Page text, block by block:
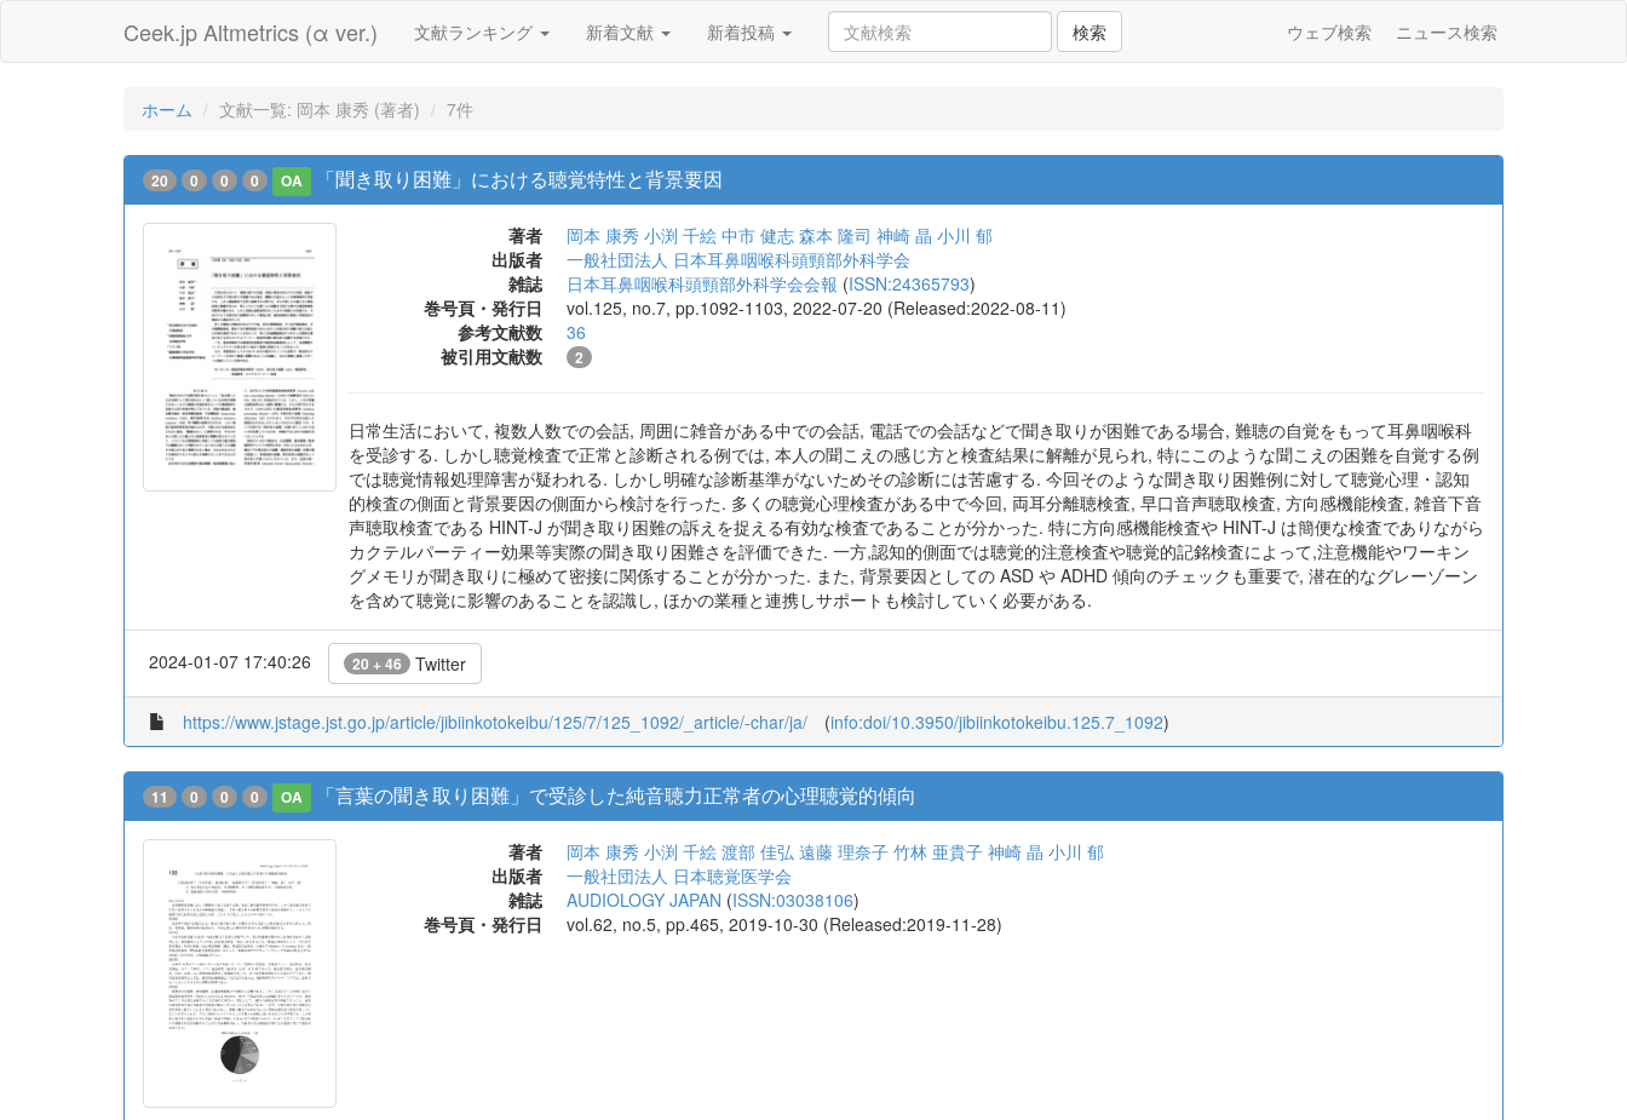
Ceek.jp Altmetrics (α ver.) 文献ランキング 新着文献 新着投稿 検索 ウェブ検索 ニュース検索
ホーム 文献一覧: 岡本 康秀 (著者) 7件
20 0 0 0 OA 「聞き取り困難」における聴覚特性と背景要因
著者 岡本 康秀 小渕 千絵 中市 健志 森本 隆司 神崎 晶 小川 郁
出版者
一般社団法人 日本耳鼻咽喉科頭頸部外科学会
雑誌
日本耳鼻咽喉科頭頸部外科学会会報 (ISSN:24365793)
巻号頁・発行日
vol.125, no.7, pp.1092-1103, 2022-07-20 (Released:2022-08-11)
参考文献数
36
被引用文献数
2
日常生活において, 複数人数での会話, 周囲に雑音がある中での会話, 電話での会話などで聞き取りが困難である場合, 難聴の自覚をもって耳鼻咽喉科
を受診する. しかし聴覚検査で正常と診断される例では, 本人の聞こえの感じ方と検査結果に解離が見られ, 特にこのような聞こえの困難を自覚する例
では聴覚情報処理障害が疑われる. しかし明確な診断基準がないためその診断には苦慮する. 今回そのような聞き取り困難例に対して聴覚心理・認知
的検査の側面と背景要因の側面から検討を行った. 多くの聴覚心理検査がある中で今回, 両耳分離聴検査, 早口音声聴取検査, 方向感機能検査, 雑音下音
声聴取検査である HINT-J が聞き取り困難の訴えを捉える有効な検査であることが分かった. 特に方向感機能検査や HINT-J は簡便な検査でありながら
カクテルパーティー効果等実際の聞き取り困難さを評価できた. 一方,認知的側面では聴覚的注意検査や聴覚的記銘検査によって,注意機能やワーキン
グメモリが聞き取りに極めて密接に関係することが分かった. また, 背景要因としての ASD や ADHD 傾向のチェックも重要で, 潜在的なグレーゾーン
を含めて聴覚に影響のあることを認識し, ほかの業種と連携しサポートも検討していく必要がある.
2024-01-07 17:40:26 20 + 46 Twitter
https://www.jstage.jst.go.jp/article/jibiinkotokeibu/125/7/125_1092/_article/-char/ja/ (info:doi/10.3950/jibiinkotokeibu.125.7_1092)
11 0 0 0 OA 「言葉の聞き取り困難」で受診した純音聴力正常者の心理聴覚的傾向
著者 岡本 康秀 小渕 千絵 渡部 佳弘 遠藤 理奈子 竹林 亜貴子 神崎 晶 小川 郁
出版者
一般社団法人 日本聴覚医学会
雑誌
AUDIOLOGY JAPAN (ISSN:03038106)
巻号頁・発行日
vol.62, no.5, pp.465, 2019-10-30 (Released:2019-11-28)